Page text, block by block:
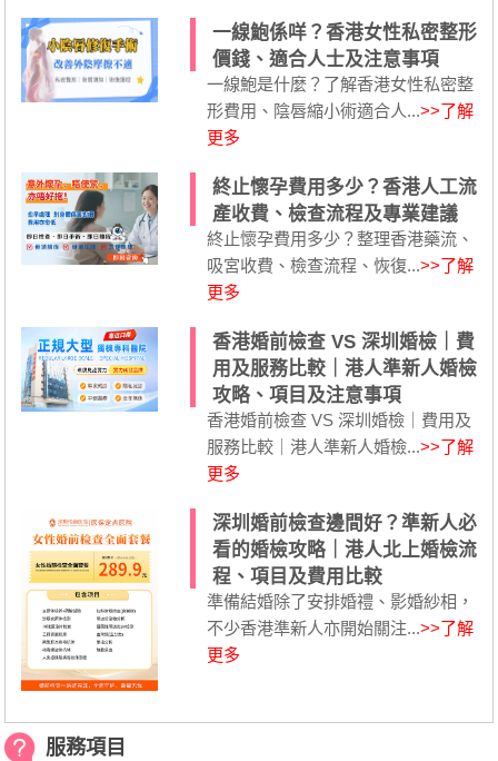
一線鮑係咩？香港女性私密整形
價錢、適合人士及注意事項
一線鮑是什麼？了解香港女性私密整
形費用、陰唇縮小術適合人...>>了解
更多
終止懷孕費用多少？香港人工流
產收費、檢查流程及專業建議
終止懷孕費用多少？整理香港藥流、
吸宮收費、檢查流程、恢復...>>了解
更多
香港婚前檢查 VS 深圳婚檢｜費
用及服務比較｜港人準新人婚檢
攻略、項目及注意事項
香港婚前檢查 VS 深圳婚檢｜費用及
服務比較｜港人準新人婚檢...>>了解
更多
深圳婚前檢查邊間好？準新人必
看的婚檢攻略｜港人北上婚檢流
程、項目及費用比較
準備結婚除了安排婚禮、影婚紗相，
不少香港準新人亦開始關注...>>了解
更多
服務項目